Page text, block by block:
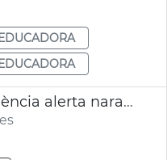
Suspensión clases València alerta naranja lluvias